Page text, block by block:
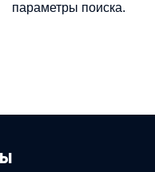
параметры поиска.